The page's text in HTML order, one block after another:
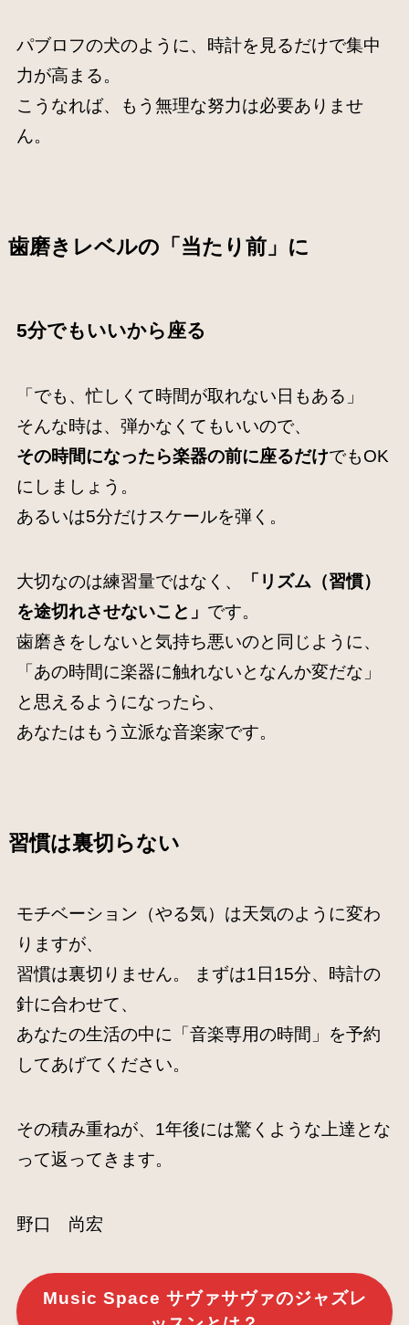
パブロフの犬のように、時計を見るだけで集中
力が高まる。
こうなれば、もう無理な努力は必要ありませ
ん。
歯磨きレベルの「当たり前」に
5分でもいいから座る
「でも、忙しくて時間が取れない日もある」
そんな時は、弾かなくてもいいので、
その時間になったら楽器の前に座るだけでもOK
にしましょう。
あるいは5分だけスケールを弾く。
大切なのは練習量ではなく、
「リズム（習慣）
を途切れさせないこと」 です。
歯磨きをしないと気持ち悪いのと同じように、
「あの時間に楽器に触れないとなんか変だな」
と思えるようになったら、
あなたはもう立派な音楽家です。
習慣は裏切らない
モチベーション（やる気）は天気のように変わ
りますが、
習慣は裏切りません。 まずは1日15分、時計の
針に合わせて、
あなたの生活の中に「音楽専用の時間」を予約
してあげてください。
その積み重ねが、1年後には驚くような上達とな
って返ってきます。
野口 尚宏
Music Space サヴァサヴァのジャズレ